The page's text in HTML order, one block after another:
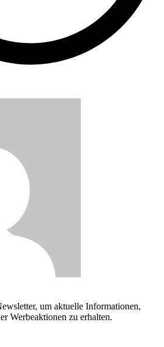
um aktuelle Informationen,
Werbeaktionen zu erhalten.